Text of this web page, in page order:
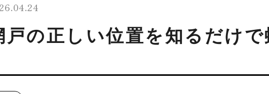
戸の正しい位置を知るだけ